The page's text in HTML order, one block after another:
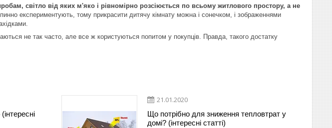
світло від яких м'яко і рівномірно розсіюється по всьому житлового простору, а не
експериментують, тому прикрасити дитячу кімнату можна і сонечком, і зображеннями
не так часто, але все ж користуються попитом у покупців. Правда, такого достатку
21.01.2020
Що потрібно для зниження тепловтрат у
домі? (інтересні статті)